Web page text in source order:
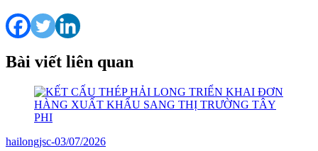
Bài viết liên quan
hailongjsc-03/07/2026